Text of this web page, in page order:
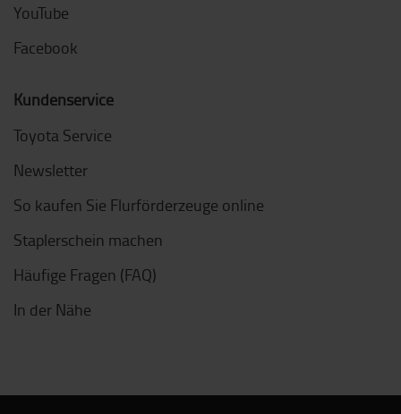
YouTube
Facebook
Kundenservice
Toyota Service
Newsletter
So kaufen Sie Flurförderzeuge online
Staplerschein machen
Häufige Fragen (FAQ)
In der Nähe